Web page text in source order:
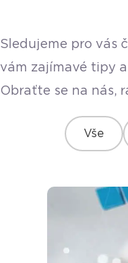
Sledujeme pro vás
vám zajímavé tipy
Obraťte se na nás,
Vše